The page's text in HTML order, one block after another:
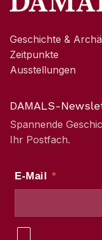
Geschichte &
Zeitpunkte
Ausstellungen
DAMALS-
Spannende
Ihr Postfach.